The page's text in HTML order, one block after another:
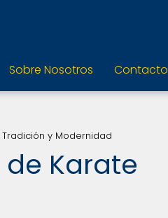
Sobre Nosotros Contacto
y Modernidad
Karate